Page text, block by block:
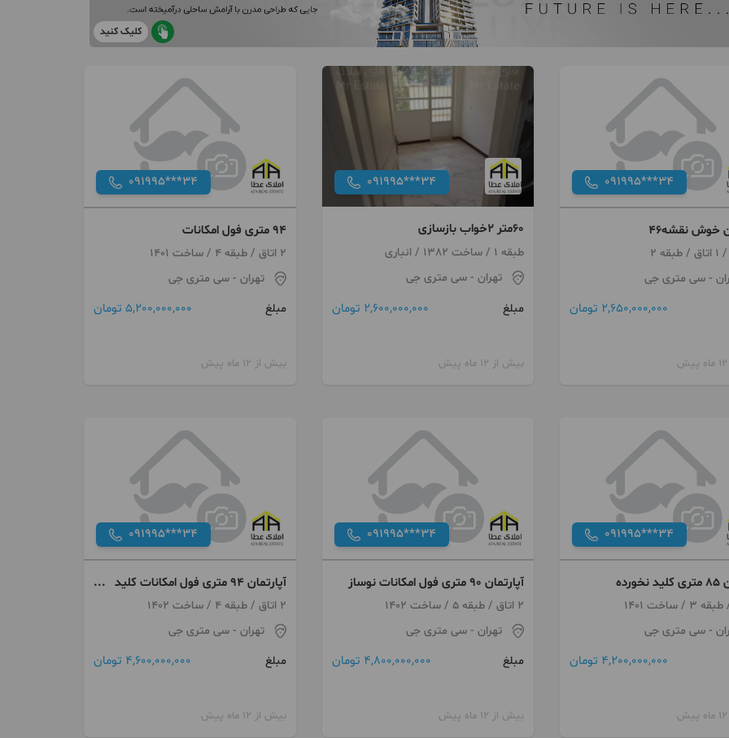
کلیک کنید
091995***34
خوش نقشه۴۶
- سی متری جی
2,650,000,000 تومان
091995***34
۶۰متر ۲خواب بازسازی
طبقه 1 / ساخت 1382 / انباری
تهران- سی متری جی
مبلغ
2,600,000,000 تومان
بیش از 12 ماه پیش
091995***34
۹۴ متری فول امکانات
2 اتاق / طبقه 4 / ساخت 1401
تهران - سی متری جی
مبلغ
5,200,000,000 تومان
بیش از 12 ماه پیش
091995***34
- سی متری جی
4,200,000,000 تومان
091995***34
آپارتمان ۹۰ متری فول امکانات نوساز
2 اتاق / طبقه 5 / ساخت 1402
تهران- سی متری جی
مبلغ
4,800,000,000 تومان
بیش از 12 ماه پیش
091995***34
آپارتمان ۹۴ متری فول امکانات کلید
نخورده
2 اتاق / طبقه 4 / ساخت 1402
تهران - سی متری جی
مبلغ
4,600,000,000 تومان
بیش از 12 ماه پیش